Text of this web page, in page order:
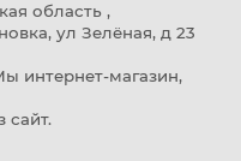
область ,
ул Зелёная, д 23
интернет-магазин,
сайт.